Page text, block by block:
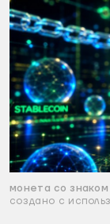
монета со
создано с